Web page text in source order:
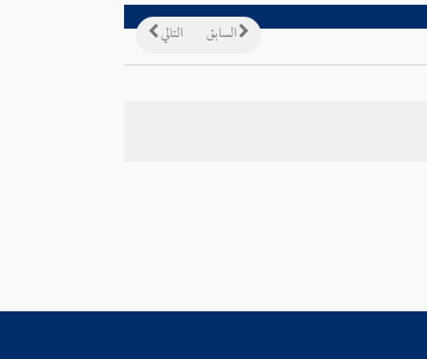
التالي السابق